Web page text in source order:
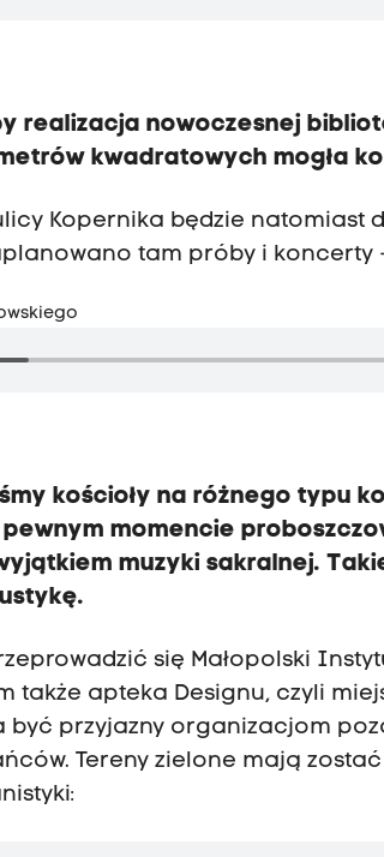
realizacja nowoczesnej
kwadratowych mogła
Kopernika będzie natomiast
tam próby i koncerty
kościoły na różnego typu
pewnym momencie
muzyki sakralnej.
się Małopolski
także apteka Designu, czyli
być przyjazny organizacjom
Tereny zielone mają